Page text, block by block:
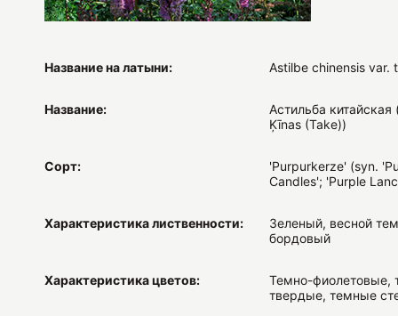
Название на латыни: Astilbe chinensis var.
Название:
Астильба китайская
Ķīnas (Take))
Сорт:
'Purpurkerze' (syn.
Candles'; 'Purple
Характеристика лиственности:
Зеленый, весной
бордовый
Характеристика цветов:
Темно-фиолетовые,
твердые, темные